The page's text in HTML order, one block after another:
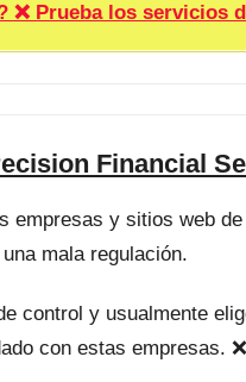
❌ Prueba los servicios
Financial
empresas y sitios web
mala regulación.
control y usualmente
con estas empresas. ❌